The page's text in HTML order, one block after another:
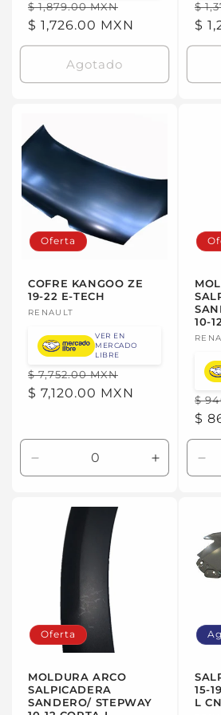
Precio
habitual
$ 1,879.00 MXN
de
oferta
$ 1,726.00 MXN
Agotado
$
$
Oferta
COFRE KANGOO ZE
19-22 E-TECH
Proveedor:
RENAULT
VER EN
MERCADO
LIBRE
Precio
habitual
$ 7,752.00 MXN
de
$ 7,120.00 MXN
cantidad
Default
Aumentar
cantidad
10-
$
$
Oferta
MOLDURA ARCO
SALPICADERA
SANDERO/ STEPWAY
15-
L CN